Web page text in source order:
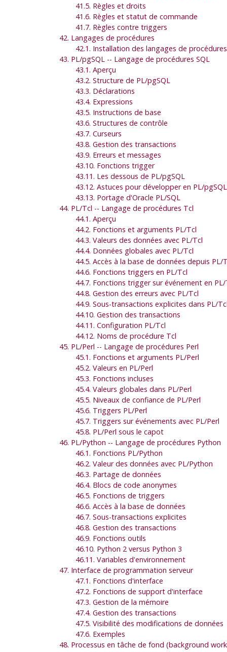
41.5. Règles et droits
41.6. Règles et statut de commande
41.7. Règles contre triggers
42. Langages de procédures
42.1. Installation des langages de procédures
43. PL/pgSQL -- Langage de procédures SQL
43.1. Aperçu
43.2. Structure de PL/pgSQL
43.3. Déclarations
43.4. Expressions
43.5. Instructions de base
43.6. Structures de contrôle
43.7. Curseurs
43.8. Gestion des transactions
43.9. Erreurs et messages
43.10. Fonctions trigger
43.11. Les dessous de PL/pgSQL
43.12. Astuces pour développer en PL/pgSQL
43.13. Portage d'Oracle PL/SQL
44. PL/Tcl -- Langage de procédures Tcl
44.1. Aperçu
44.2. Fonctions et arguments PL/Tcl
44.3. Valeurs des données avec PL/Tcl
44.4. Données globales avec PL/Tcl
44.5. Accès à la base de données depuis PL/
44.6. Fonctions triggers en PL/Tcl
44.7. Fonctions trigger sur événement en
44.8. Gestion des erreurs avec PL/Tcl
44.9. Sous-transactions explicites dans PL/
44.10. Gestion des transactions
44.11. Configuration PL/Tcl
44.12. Noms de procédure Tcl
45. PL/Perl -- Langage de procédures Perl
45.1. Fonctions et arguments PL/Perl
45.2. Valeurs en PL/Perl
45.3. Fonctions incluses
45.4. Valeurs globales dans PL/Perl
45.5. Niveaux de confiance de PL/Perl
45.6. Triggers PL/Perl
45.7. Triggers sur événements avec PL/Perl
45.8. PL/Perl sous le capot
46. PL/Python -- Langage de procédures Python
46.1. Fonctions PL/Python
46.2. Valeur des données avec PL/Python
46.3. Partage de données
46.4. Blocs de code anonymes
46.5. Fonctions de triggers
46.6. Accès à la base de données
46.7. Sous-transactions explicites
46.8. Gestion des transactions
46.9. Fonctions outils
46.10. Python 2 versus Python 3
46.11. Variables d'environnement
47. Interface de programmation serveur
47.1. Fonctions d'interface
47.2. Fonctions de support d'interface
47.3. Gestion de la mémoire
47.4. Gestion des transactions
47.5. Visibilité des modifications de données
47.6. Exemples
48. Processus en tâche de fond (background